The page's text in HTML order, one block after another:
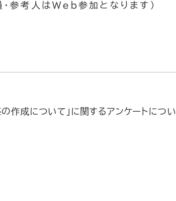
・参考人はWeb参加となります）
作成について」に関するアンケートについ